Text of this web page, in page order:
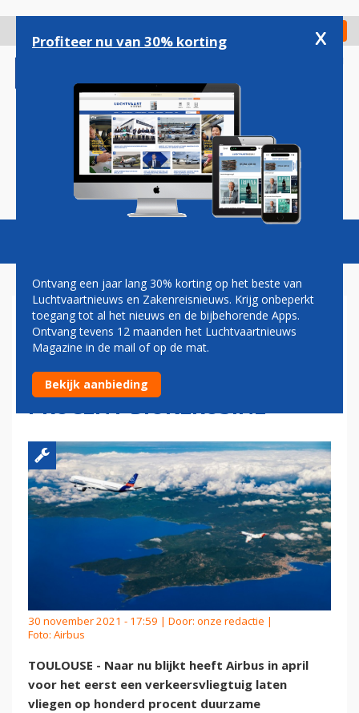
gaan
Check in
Magazine Podcasts Vacatures
MINDER CONTRAILS BIJ
AIRBUS-PRIMEUR MET
TESTVLUCHT OP HONDERD
PROCENT BIOKEROSINE
30 november 2021 - 17:59 | Door: onze redactie |
Foto: Airbus
TOULOUSE - Naar nu blijkt heeft Airbus in april
voor het eerst een verkeersvliegtuig laten
vliegen op honderd procent duurzame
Profiteer nu van 30% korting x
Ontvang een jaar lang 30% korting op het beste van
Luchtvaartnieuws en Zakenreisnieuws. Krijg onbeperkt
toegang tot al het nieuws en de bijbehorende Apps.
Ontvang tevens 12 maanden het Luchtvaartnieuws
Magazine in de mail of op de mat.
Bekijk aanbieding